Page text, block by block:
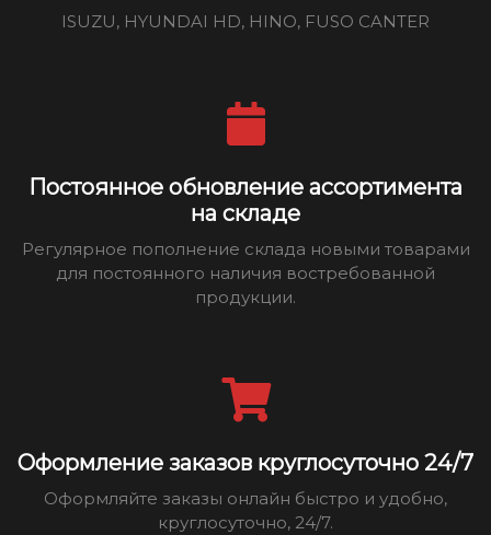
ISUZU, HYUNDAI HD, HINO, FUSO CANTER
Постоянное обновление ассортимента
на складе
Регулярное пополнение склада новыми товарами
для постоянного наличия востребованной
продукции.
Оформление заказов круглосуточно 24/7
Оформляйте заказы онлайн быстро и удобно,
круглосуточно, 24/7.